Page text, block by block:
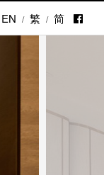
EN / 繁 / 简